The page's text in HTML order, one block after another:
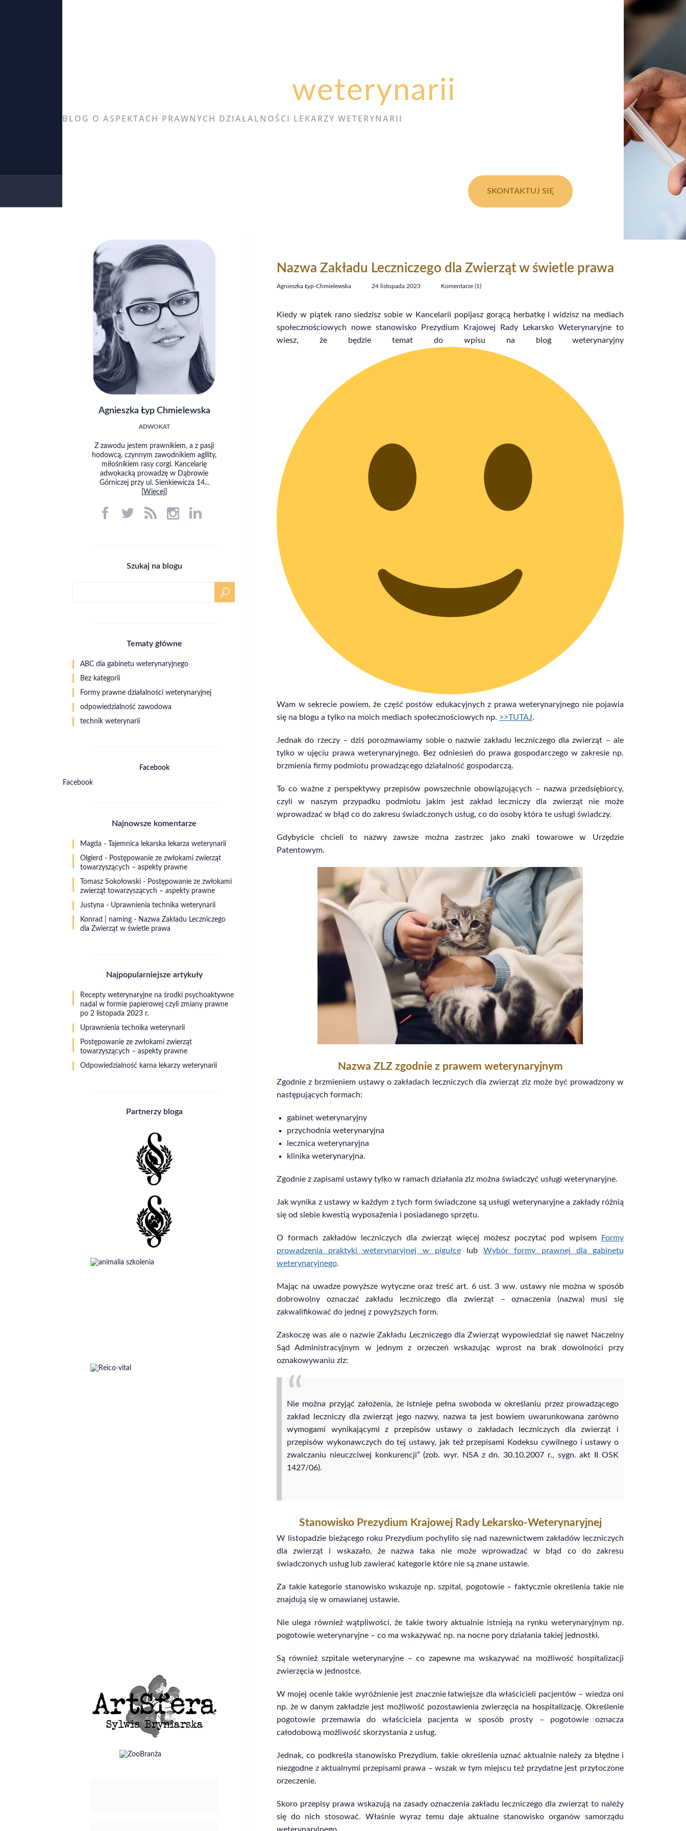
weterynarii
BLOG O ASPEKTACH PRAWNYCH DZIAŁALNOŚCI LEKARZY WETERYNARII
SKONTAKTUJ SIĘ
Nazwa Zakładu Leczniczego dla Zwierząt w świetle prawa
Agnieszka Łyp-Chmielewska 24 listopada 2023 Komentarze (1)
Kiedy w piątek rano siedzisz sobie w Kancelarii popijasz gorącą herbatkę i widzisz na mediach
społecznościowych nowe stanowisko Prezydium Krajowej Rady Lekarsko Weterynaryjne to
wiesz, że będzie temat do wpisu na blog weterynaryjny
Wam w sekrecie powiem, że część postów edukacyjnych z prawa weterynaryjnego nie pojawia
się na blogu a tylko na moich mediach społecznościowych np. >>TUTAJ.
Jednak do rzeczy – dziś porozmawiamy sobie o nazwie zakładu leczniczego dla zwierząt – ale
tylko w ujęciu prawa weterynaryjnego. Bez odniesień do prawa gospodarczego w zakresie np.
brzmienia firmy podmiotu prowadzącego działalność gospodarczą.
To co ważne z perspektywy przepisów powszechnie obowiązujących – nazwa przedsiębiorcy,
czyli w naszym przypadku podmiotu jakim jest zakład leczniczy dla zwierząt nie może
wprowadzać w błąd co do zakresu świadczonych usług, co do osoby która te usługi świadczy.
Gdybyście chcieli to nazwy zawsze można zastrzec jako znaki towarowe w Urzędzie
Patentowym.
Nazwa ZLZ zgodnie z prawem weterynaryjnym
Zgodnie z brzmieniem ustawy o zakładach leczniczych dla zwierząt zlz może być prowadzony w
następujących formach:
gabinet weterynaryjny
przychodnia weterynaryjna
lecznica weterynaryjna
klinika weterynaryjna.
Zgodnie z zapisami ustawy tylko w ramach działania zlz można świadczyć usługi weterynaryjne.
Jak wynika z ustawy w każdym z tych form świadczone są usługi weterynaryjne a zakłady różnią
się od siebie kwestią wyposażenia i posiadanego sprzętu.
O formach zakładów leczniczych dla zwierząt więcej możesz poczytać pod wpisem
Formy
prowadzenia praktyki weterynaryjnej w pigułcelubWybór formy prawnej dla gabinetu
weterynaryjnego.
Mając na uwadze powyższe wytyczne oraz treść art. 6 ust. 3 ww. ustawy nie można w sposób
dobrowolny oznaczać zakładu leczniczego dla zwierząt – oznaczenia (nazwa) musi się
zakwalifikować do jednej z powyższych form.
Zaskoczę was ale o nazwie Zakładu Leczniczego dla Zwierząt wypowiedział się nawet Naczelny
Sąd Administracyjnym w jednym z orzeczeń wskazując wprost na brak dowolności przy
oznakowywaniu zlz:
Nie można przyjąć założenia, że istnieje pełna swoboda w określaniu przez prowadzącego
zakład leczniczy dla zwierząt jego nazwy, nazwa ta jest bowiem uwarunkowana zarówno
wymogami wynikającymi z przepisów ustawy o zakładach leczniczych dla zwierząt i
przepisów wykonawczych do tej ustawy, jak też przepisami Kodeksu cywilnego i ustawy o
zwalczaniu nieuczciwej konkurencji” (zob. wyr. NSA z dn. 30.10.2007 r., sygn. akt II OSK
1427/06).
Stanowisko Prezydium Krajowej Rady Lekarsko-Weterynaryjnej
W listopadzie bieżącego roku Prezydium pochyliło się nad nazewnictwem zakładów leczniczych
dla zwierząt i wskazało, że nazwa taka nie może wprowadzać w błąd co do zakresu
świadczonych usług lub zawierać kategorie które nie są znane ustawie.
Za takie kategorie stanowisko wskazuje np. szpital, pogotowie – faktycznie określenia takie nie
znajdują się w omawianej ustawie.
Nie ulega również wątpliwości, że takie twory aktualnie istnieją na rynku weterynaryjnym np.
pogotowie weterynaryjne – co ma wskazywać np. na nocne pory działania takiej jednostki.
Są również szpitale weterynaryjne – co zapewne ma wskazywać na możliwość hospitalizacji
zwierzęcia w jednostce.
W mojej ocenie takie wyróżnienie jest znacznie łatwiejsze dla właścicieli pacjentów – wiedza oni
np. że w danym zakładzie jest możliwość pozostawienia zwierzęcia na hospitalizację. Określenie
pogotowie przemawia do właściciela pacjenta w sposób prosty – pogotowie oznacza
całodobową możliwość skorzystania z usług.
Jednak, co podkreśla stanowisko Prezydium, takie określenia uznać aktualnie należy za błędne i
niezgodne z aktualnymi przepisami prawa – wszak w tym miejscu też przydatne jest przytoczone
orzeczenie.
Skoro przepisy prawa wskazują na zasady oznaczenia zakładu leczniczego dla zwierząt to należy
się do nich stosować. Właśnie wyraz temu daje aktualne stanowisko organów samorządu
Agnieszka Łyp Chmielewska
ADWOKAT
Z zawodu jestem prawnikiem, a z pasji
hodowcą, czynnym zawodnikiem agility,
miłośnikiem rasy corgi. Kancelarię
adwokacką prowadzę w Dąbrowie
Górniczej przy ul. Sienkiewicza 14...
Więcej
Szukaj na blogu
Tematy główne
ABC dla gabinetu weterynaryjnego
Bez kategorii
Formy prawne działalności weterynaryjnej
odpowiedzialność zawodowa
technik weterynarii
Facebook
Facebook
Najnowsze komentarze
Magda -
Tajemnica lekarska lekarza weterynarii
Olgierd - Postępowanie ze zwłokami zwierząt
towarzyszących – aspekty prawne
Tomasz Sokołowski - Postępowanie ze zwłokami
zwierząt towarzyszących – aspekty prawne
Justyna - Uprawnienia technika weterynarii
Konrad | naming - Nazwa Zakładu Leczniczego
dla Zwierząt w świetle prawa
Najpopularniejsze artykuły
Recepty weterynaryjne na środki psychoaktywne
nadal w formie papierowej czyli zmiany prawne
po 2 listopada 2023 r.
Uprawnienia technika weterynarii
Postępowanie ze zwłokami zwierząt
towarzyszących – aspekty prawne
Odpowiedzialność karna lekarzy weterynarii
Partnerzy bloga